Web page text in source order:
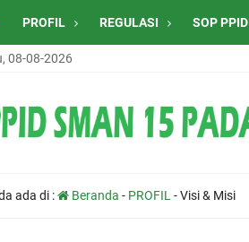
PROFIL REGULASI SOP PPID
08-08-2026
ada di : Beranda - PROFIL -Visi & Misi